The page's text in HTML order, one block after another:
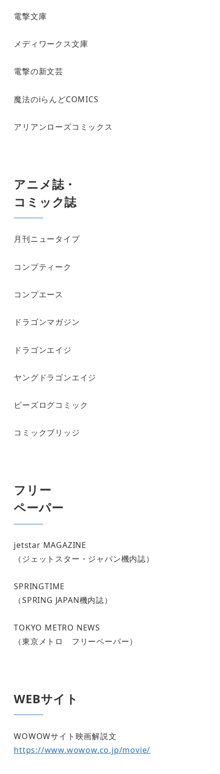
電撃文庫
メディワークス文庫
電撃の新文芸
魔法のiらんどCOMICS
アリアンローズコミックス
アニメ誌・
コミック誌
月刊ニュータイプ
コンプティーク
コンプエース
ドラゴンマガジン
ドラゴンエイジ
ヤングドラゴンエイジ
ビーズログコミック
コミックブリッジ
フリー
ペーパー
jetstar MAGAZINE
（ジェットスター・ジャパン機内誌）
SPRINGTIME
（SPRING JAPAN機内誌）
TOKYO METRO NEWS
（東京メトロ フリーペーパー）
WEBサイト
WOWOWサイト映画解説文
https://www.wowow.co.jp/movie/